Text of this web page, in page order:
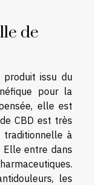
de
produit issu du
pour la
elle est
CBD est très
traditionnelle à
Elle entre dans
les